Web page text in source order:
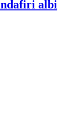
albi